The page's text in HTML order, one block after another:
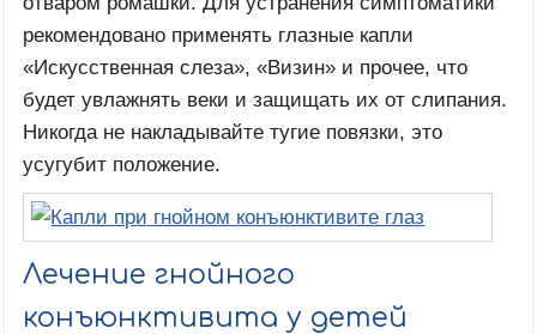
рекомендовано применять глазные капли
«Искусственная слеза», «Визин» и прочее, что
будет увлажнять веки и защищать их от слипания.
Никогда не накладывайте тугие повязки, это
усугубит положение.
Лечение гнойного
конъюнктивита у детей